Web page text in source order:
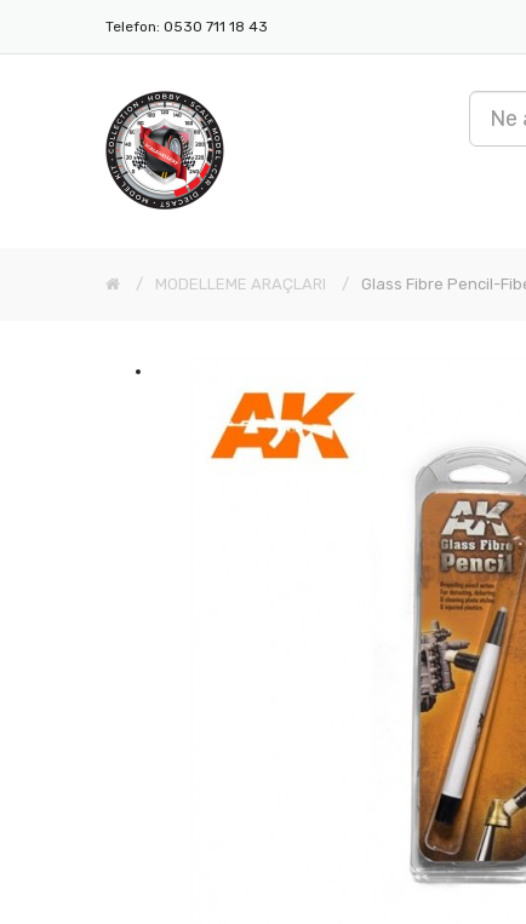
Telefon: 0530 711 18 43
MODELLEME ARAÇLARI Glass Fibre Pencil-